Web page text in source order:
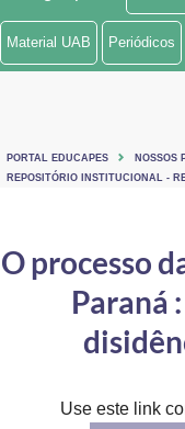
Ministério de Minas e Energia
Ministério do Turismo
Controladoria-Geral da União
Ministério da Mulher, da
Secretaria de Governo
Material UAB Periódicos
PORTAL EDUCAPES
NOSSOS
REPOSITÓRIO INSTITUCIONAL -
O processo
Paraná
Use este link